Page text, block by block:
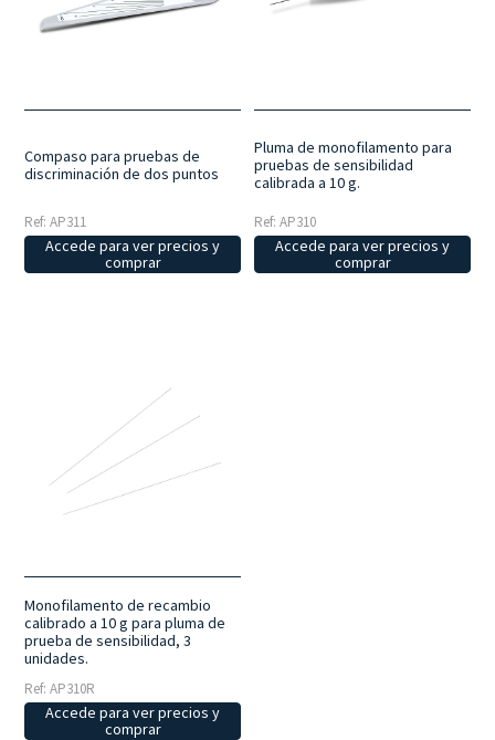
Compaso para pruebas de
discriminación de dos puntos
Ref: AP311
Accede para ver precios y
comprar
Pluma de monofilamento para
pruebas de sensibilidad
calibrada a 10 g.
Ref: AP310
Accede para ver precios y
comprar
Monofilamento de recambio
calibrado a 10 g para pluma de
prueba de sensibilidad, 3
unidades.
Ref: AP310R
Accede para ver precios y
comprar